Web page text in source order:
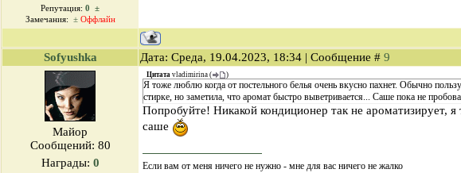
Репутация: 0
±
Замечания:
± Оффлайн
Sofyushka Дата: Среда, 19.04.2023, 18:34 | Сообщение # 9
Майор
Сообщений: 80
Награды: 0
Цитата vladimirina ( )
Я тоже люблю когда от постельного белья очень вкусно пахнет. Обычно
стирке, но заметила, что аромат быстро выветривается... Саше пока не
Попробуйте! Никакой кондиционер так не ароматизирует, я
саше
Если вам от меня ничего не нужно - мне для вас ничего не жалко